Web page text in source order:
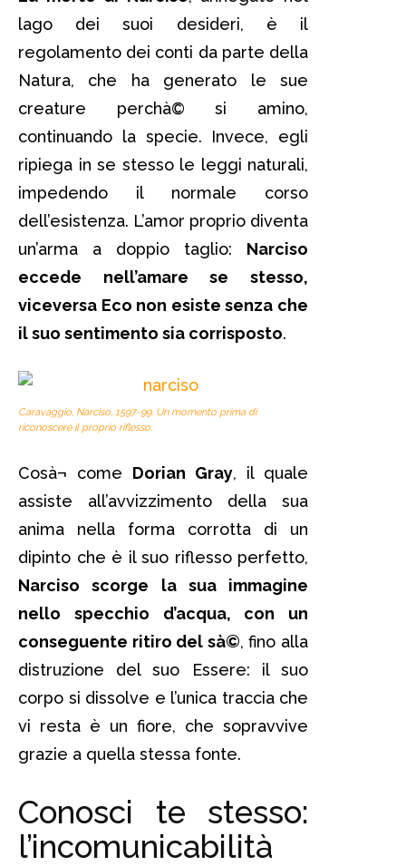
lago dei suoi desideri, è il
regolamento dei conti da parte della
Natura, che ha generato le sue
creature perchà© si amino,
continuando la specie. Invece, egli
ripiega in se stesso le leggi naturali,
impedendo il normale corso
dell’esistenza. L’amor proprio diventa
un’arma a doppio taglio: Narciso
eccede nell’amare se stesso,
viceversa Eco non esiste senza che
il suo sentimento sia corrisposto.
Caravaggio, Narciso, 1597-99. Un momento prima di
riconoscere il proprio riflesso.
Cosà¬ come Dorian Gray, il quale
assiste all’avvizzimento della sua
anima nella forma corrotta di un
dipinto che è il suo riflesso perfetto,
Narciso scorge la sua immagine
nello specchio d’acqua, con un
conseguente ritiro del sà©, fino alla
distruzione del suo Essere: il suo
corpo si dissolve e l’unica traccia che
vi resta è un fiore, che sopravvive
grazie a quella stessa fonte.
Conosci te stesso:
l’incomunicabilità